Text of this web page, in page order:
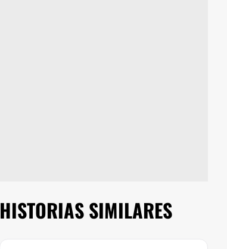
HISTORIAS SIMILARES